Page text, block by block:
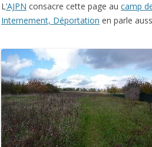
L’AJPN consacre cette page au camp
Internement, Déportation en parle